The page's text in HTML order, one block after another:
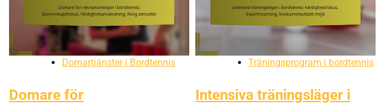
Domartjänster i Bordtennis
Domare för
Träningsprogram i bordtennis
Intensiva träningsläger i